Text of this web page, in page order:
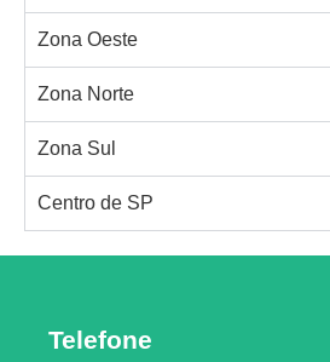
Zona Oeste
Zona Norte
Zona Sul
Centro de SP
Telefone